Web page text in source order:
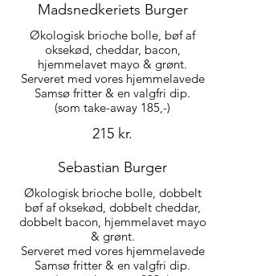
Madsnedkeriets Burger
Økologisk brioche bolle, bøf af
oksekød, cheddar, bacon,
hjemmelavet mayo & grønt.
Serveret med vores hjemmelavede
Samsø fritter & en valgfri dip.
(som take-away 185,-)
215 kr.
Sebastian Burger
Økologisk brioche bolle, dobbelt
bøf af oksekød, dobbelt cheddar,
dobbelt bacon, hjemmelavet mayo
& grønt.
Serveret med vores hjemmelavede
Samsø fritter & en valgfri dip.